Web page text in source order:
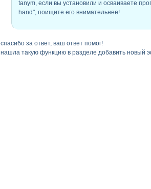
tanym, если вы установили и осваиваете
hand", поищите его внимательнее!
спасибо за ответ, ваш ответ помог!
нашла такую функцию в разделе добавить новый